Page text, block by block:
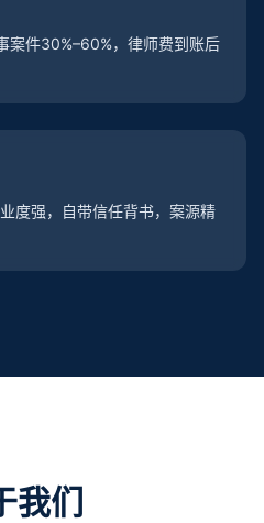
案件30%–60%，律师费到账后
度强，自带信任背书，案源精
我们